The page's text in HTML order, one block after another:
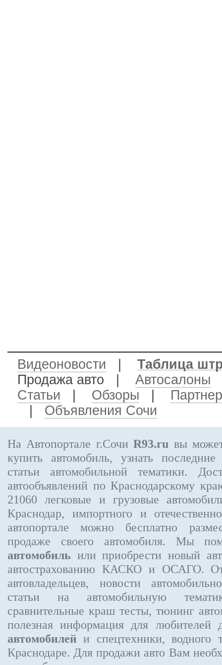
Видеоновости
Таблица
Продажа авто
Автосалоны
Статьи
Обзоры
Объявления Сочи
На Автопортале г.СочиR93.ru вы
купить автомобиль, узнать
статьи автомобильной тематики.
автообъявлений по Краснодарскому
21060 легковые и грузовые
Краснодар, импортного и
автопортале можно бесплатно
продаже своего автомобиля. Мы
автомобиль или приобрести новый
автострахованию КАСКО и ОСАГО.
автовладельцев, новости
статьи на автомобильную
сравнительные краш тесты, тюнинг
полезная информация для любителей
автомобилей и спецтехники, водного
Краснодаре. Для продажи авто Вам